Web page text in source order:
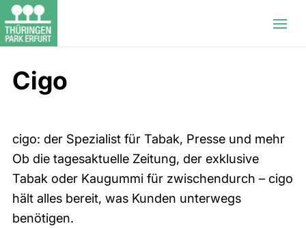
Cigo
cigo: der Spezialist für Tabak, Presse und mehr
Ob die tagesaktuelle Zeitung, der exklusive
Tabak oder Kaugummi für zwischendurch – cigo
hält alles bereit, was Kunden unterwegs
benötigen.